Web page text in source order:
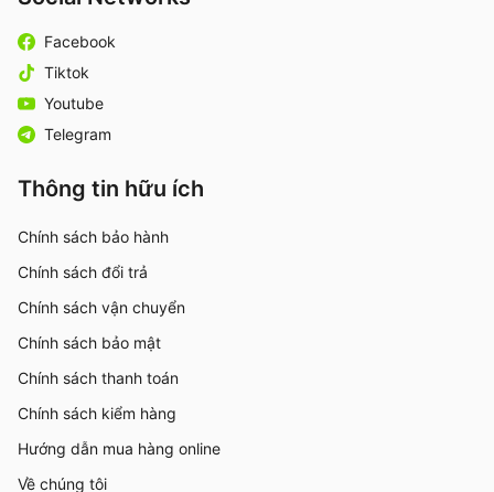
Facebook
Tiktok
Youtube
Telegram
Thông tin hữu ích
Chính sách bảo hành
Chính sách đổi trả
Chính sách vận chuyển
Chính sách bảo mật
Chính sách thanh toán
Chính sách kiểm hàng
Hướng dẫn mua hàng online
Về chúng tôi